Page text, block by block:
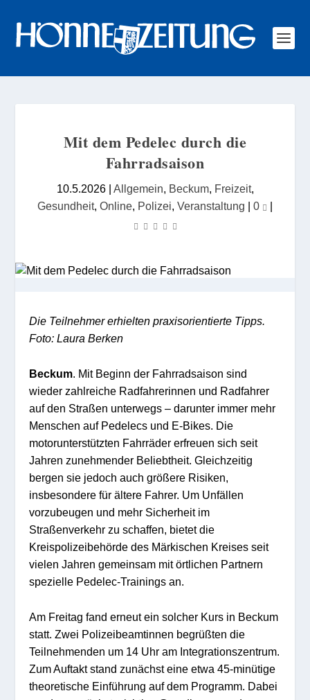
Mit dem Pedelec durch die
Fahrradsaison
10.5.2026| Allgemein, Beckum, Freizeit,
Gesundheit, Online, Polizei, Veranstaltung | 0 |
Die Teilnehmer erhielten praxisorientierte Tipps.
Foto: Laura Berken
Beckum. Mit Beginn der Fahrradsaison sind
wieder zahlreiche Radfahrerinnen und Radfahrer
auf den Straßen unterwegs – darunter immer mehr
Menschen auf Pedelecs und E-Bikes. Die
motorunterstützten Fahrräder erfreuen sich seit
Jahren zunehmender Beliebtheit. Gleichzeitig
bergen sie jedoch auch größere Risiken,
insbesondere für ältere Fahrer. Um Unfällen
vorzubeugen und mehr Sicherheit im
Straßenverkehr zu schaffen, bietet die
Kreispolizeibehörde des Märkischen Kreises seit
vielen Jahren gemeinsam mit örtlichen Partnern
spezielle Pedelec-Trainings an.
Am Freitag fand erneut ein solcher Kurs in Beckum
statt. Zwei Polizeibeamtinnen begrüßten die
Teilnehmenden um 14 Uhr am Integrationszentrum.
Zum Auftakt stand zunächst eine etwa 45-minütige
theoretische Einführung auf dem Programm. Dabei